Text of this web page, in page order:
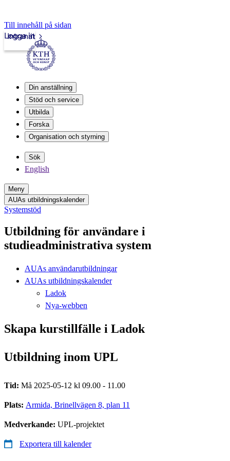
Till innehåll på sidan
Intranät
Logga in
Din anställning
Stöd och service
Utbilda
Forska
Organisation och styrning
Sök
English
Meny
AUAs utbildningskalender
Systemstöd
Utbildning för användare i
studieadministrativa system
AUAs användarutbildningar
AUAs utbildningskalender
Ladok
Nya-webben
Skapa kurstillfälle i Ladok
Utbildning inom UPL
Tid: Må 2025-05-12 kl 09.00 - 11.00
Plats: Armida, Brinellvägen 8, plan 11
Medverkande: UPL-projektet
Exportera till kalender